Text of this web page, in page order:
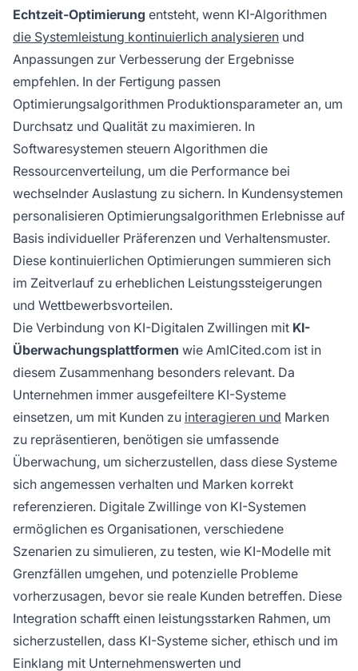
Echtzeit-Optimierung entsteht, wenn KI-Algorithmen
die Systemleistung kontinuierlich analysieren und
Anpassungen zur Verbesserung der Ergebnisse
empfehlen. In der Fertigung passen
Optimierungsalgorithmen Produktionsparameter an, um
Durchsatz und Qualität zu maximieren. In
Softwaresystemen steuern Algorithmen die
Ressourcenverteilung, um die Performance bei
wechselnder Auslastung zu sichern. In Kundensystemen
personalisieren Optimierungsalgorithmen Erlebnisse auf
Basis individueller Präferenzen und Verhaltensmuster.
Diese kontinuierlichen Optimierungen summieren sich
im Zeitverlauf zu erheblichen Leistungssteigerungen
und Wettbewerbsvorteilen.
Die Verbindung von KI-Digitalen Zwillingen mit KI-
Überwachungsplattformen wie AmICited.com ist in
diesem Zusammenhang besonders relevant. Da
Unternehmen immer ausgefeiltere KI-Systeme
einsetzen, um mit Kunden zu interagieren und Marken
zu repräsentieren, benötigen sie umfassende
Überwachung, um sicherzustellen, dass diese Systeme
sich angemessen verhalten und Marken korrekt
referenzieren. Digitale Zwillinge von KI-Systemen
ermöglichen es Organisationen, verschiedene
Szenarien zu simulieren, zu testen, wie KI-Modelle mit
Grenzfällen umgehen, und potenzielle Probleme
vorherzusagen, bevor sie reale Kunden betreffen. Diese
Integration schafft einen leistungsstarken Rahmen, um
sicherzustellen, dass KI-Systeme sicher, ethisch und im
Einklang mit Unternehmenswerten und